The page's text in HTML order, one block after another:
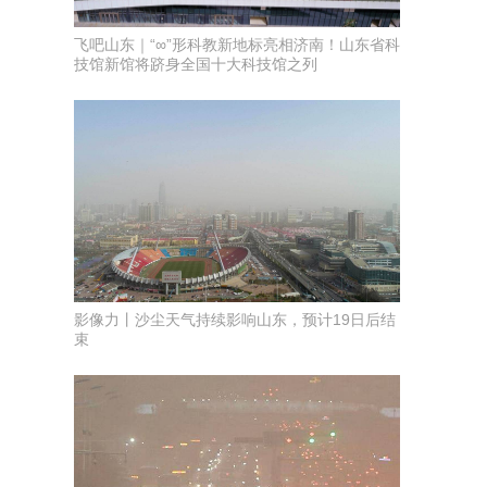
飞吧山东｜“∞”形科教新地标亮相济南！山东省科
技馆新馆将跻身全国十大科技馆之列
影像力丨沙尘天气持续影响山东，预计19日后结
束